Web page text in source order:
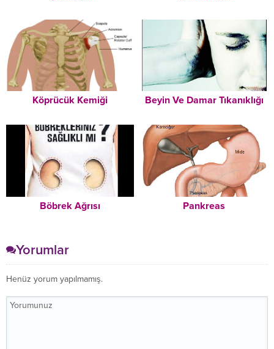
Köprücük Kemiği Beyin Ve Damar Tıkanıklığı
Böbrek Ağrısı Pankreas
Yorumlar
Henüz yorum yapılmamış.